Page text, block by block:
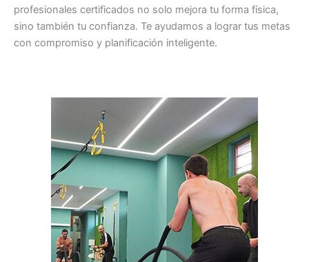
profesionales certificados no solo mejora tu forma física,
sino también tu confianza. Te ayudamos a lograr tus metas
con compromiso y planificación inteligente.